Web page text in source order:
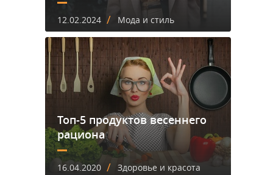
12.02.2024 / Мода и стиль
Топ-5 продуктов весеннего
рациона
16.04.2020 / Здоровье и красота